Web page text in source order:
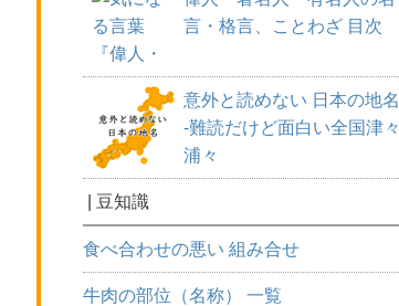
言・格言、ことわざ 目次
意外と読めない 日本の地名
-難読だけど面白い全国津々
浦々
| 豆知識
食べ合わせの悪い 組み合せ
牛肉の部位（名称） 一覧